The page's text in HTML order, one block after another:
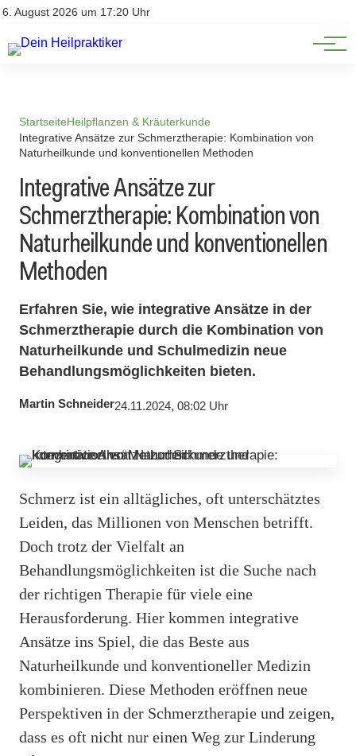
6. August 2026 um 17:20 Uhr
Impressum
Natürliche Medizin
Heilpflanzen & Kräuterkunde
StartseiteHeilpflanzen & Kräuterkunde
Integrative Ansätze zur Schmerztherapie: Kombination von
Naturheilkunde und konventionellen Methoden
Integrative Ansätze zur
Schmerztherapie: Kombination von
Naturheilkunde und konventionellen
Methoden
Erfahren Sie, wie integrative Ansätze in der
Schmerztherapie durch die Kombination von
Naturheilkunde und Schulmedizin neue
Behandlungsmöglichkeiten bieten.
Martin Schneider24.11.2024, 08:02 Uhr
Schmerz ist ein alltägliches, oft unterschätztes
Leiden, das Millionen von Menschen betrifft.
Doch trotz der Vielfalt an
Behandlungsmöglichkeiten ist die Suche nach
der richtigen Therapie für viele eine
Herausforderung. Hier kommen integrative
Ansätze ins Spiel, die das Beste aus
Naturheilkunde und konventioneller Medizin
kombinieren. Diese Methoden eröffnen neue
Perspektiven in der Schmerztherapie und zeigen,
dass es oft nicht nur einen Weg zur Linderung